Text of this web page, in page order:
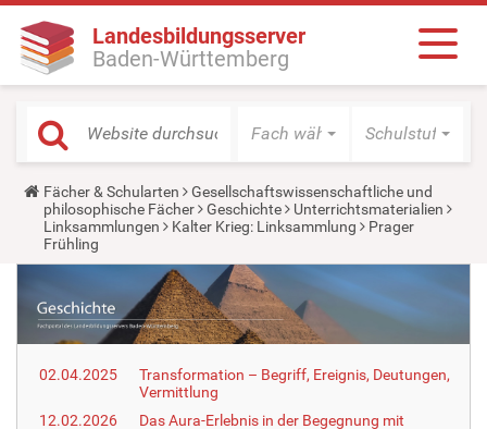
Landesbildungsserver
Baden-Württemberg
Fach wählen Schulstufe
Y
o
u
a
r
e
r
e
Fächer & Schularten
Gesellschaftswissenschaftliche und
philosophische Fächer
Geschichte
Unterrichtsmaterialien
Linksammlungen
Kalter Krieg: Linksammlung
Prager
Frühling
02.04.2025
Transformation – Begriff, Ereignis, Deutungen,
Vermittlung
12.02.2026
Das Aura-Erlebnis in der Begegnung mit